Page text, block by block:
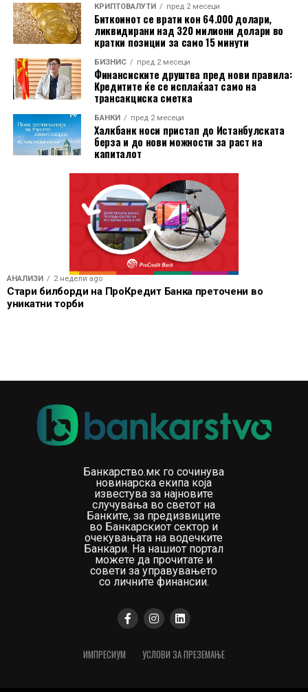
внимателно олеснување на монетарната политика.
Банката најавува задржување на високата
претпазливост при кредитирањето, фокус на
квалитетот на портфолиото, модернизација на
технолошката платформа и зајакнување на
клиентското искуство.
КРИПТОВАЛУТИ пред 2 месеци
Биткоинот се врати кон 64.000 долари,
ликвидирани над 320 милиони долари во
кратки позиции за само 15 минути
БИЗНИС пред 2 месеци
Финансиските друштва пред нови правила:
Кредитите ќе се исплаќаат само на
трансакциска сметка
БАНКИ пред 2 месеци
Халкбанк носи пристап до Истанбулската
берза и до нови можности за раст на
капиталот
АНАЛИЗИ 2 недели ago
Стари билборди на ПроКредит Банка преточени во
уникатни торби
Банкарство.мк го сочинува
новинарска екипа која
известува за најновите
случувања во светот на
Банките, за предизвиците
во Банкарскиот сектор и
очекувањата на водечките
Банкари. На нашиот портал
можете да прочитате и
совети за управувањето
со личните финансии.
ИМПРЕСИУМ УСЛОВИ ЗА ПРЕЗЕМАЊЕ